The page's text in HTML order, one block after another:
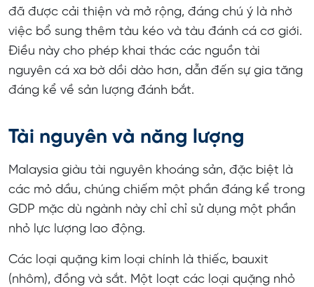
đã được cải thiện và mở rộng, đáng chú ý là nhờ
việc bổ sung thêm tàu ​​kéo và tàu đánh cá cơ giới.
Điều này cho phép khai thác các nguồn tài
nguyên cá xa bờ dồi dào hơn, dẫn đến sự gia tăng
đáng kể về sản lượng đánh bắt.
Tài nguyên và năng lượng
Malaysia giàu tài nguyên khoáng sản, đặc biệt là
các mỏ dầu, chúng chiếm một phần đáng kể trong
GDP mặc dù ngành này chỉ chỉ sử dụng một phần
nhỏ lực lượng lao động.
Các loại quặng kim loại chính là thiếc, bauxit
(nhôm), đồng và sắt. Một loạt các loại quặng nhỏ